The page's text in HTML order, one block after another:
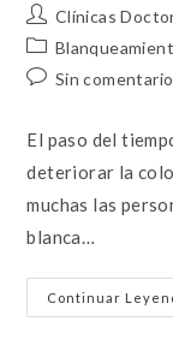
Clínicas
Sin
El paso del
deteriorar la
muchas las
blanca…
Continuar